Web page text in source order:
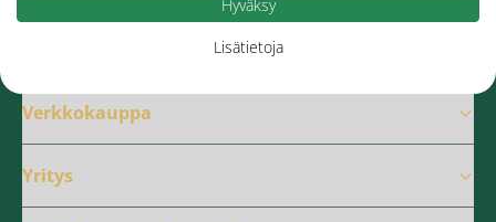
Verkkokauppa
Yritys
Hyväksy
Lisätietoja